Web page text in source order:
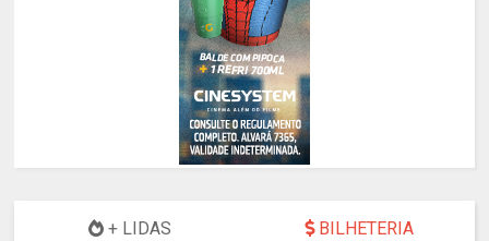
+ LIDAS BILHETERIA